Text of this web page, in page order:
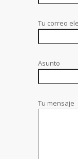
Tu correo
Asunto
Tu mensaje